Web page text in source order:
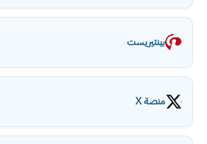
بينتيريست
منصة X